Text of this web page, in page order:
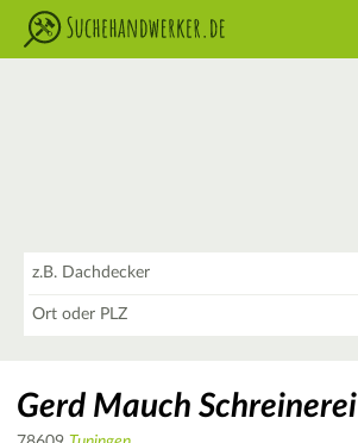
Gerd Mauch Schreinerei